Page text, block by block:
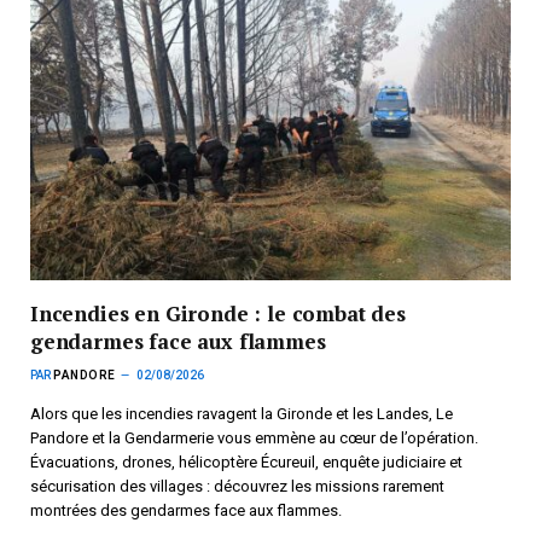
Incendies en Gironde : le combat des
gendarmes face aux flammes
PAR PANDORE 02/08/2026
Alors que les incendies ravagent la Gironde et les Landes, Le
Pandore et la Gendarmerie vous emmène au cœur de l’opération.
Évacuations, drones, hélicoptère Écureuil, enquête judiciaire et
sécurisation des villages : découvrez les missions rarement
montrées des gendarmes face aux flammes.